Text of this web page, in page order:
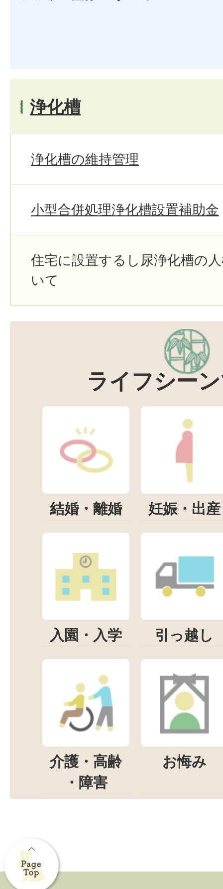
浄化槽
浄化槽の維持管理
小型合併処理浄化槽設置補助金
住宅に設置するし尿浄化槽の
いて
ライフシー
結婚・離婚 妊娠・出産
入園・入学 引っ越し
介護・高齢
・障害
お悔み